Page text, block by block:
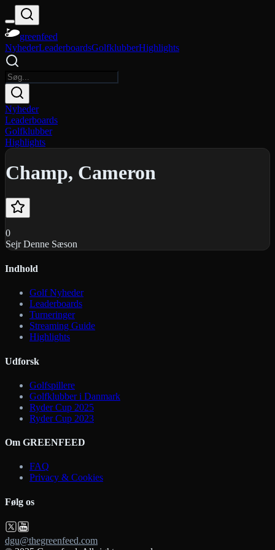
greenfeed
NyhederLeaderboardsGolfklubberHighlights
Nyheder
Leaderboards
Golfklubber
Highlights
Champ, Cameron
0
Sejr Denne Sæson
Indhold
Golf Nyheder
Leaderboards
Turneringer
Streaming Guide
Highlights
Udforsk
Golfspillere
Golfklubber i Danmark
Ryder Cup 2025
Ryder Cup 2023
Om GREENFEED
FAQ
Privacy & Cookies
Følg os
dgu@thegreenfeed.com